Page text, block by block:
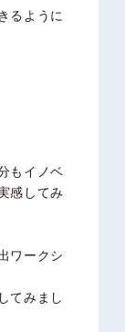
るように
もイノベ
感してみ
ワークシ
てみまし